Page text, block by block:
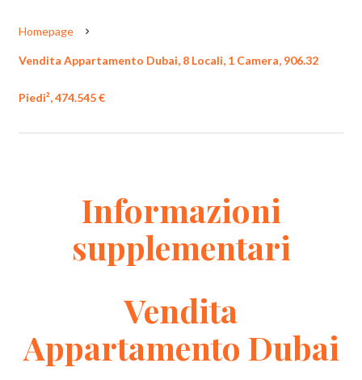
Homepage
Vendita Appartamento Dubai, 8 Locali, 1 Camera, 906.32
Piedi², 474.545 €
Informazioni
supplementari
Vendita
Appartamento Dubai